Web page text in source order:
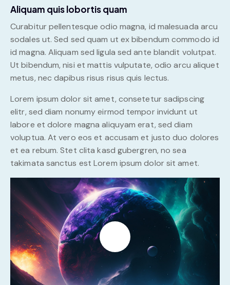
Aliquam quis lobortis quam
Curabitur pellentesque odio magna, id malesuada arcu
sodales ut. Sed sed quam ut ex bibendum commodo id
id magna. Aliquam sed ligula sed ante blandit volutpat.
Ut bibendum, nisi et mattis vulputate, odio arcu aliquet
metus, nec dapibus risus risus quis lectus.
Lorem ipsum dolor sit amet, consetetur sadipscing
elitr, sed diam nonumy eirmod tempor invidunt ut
labore et dolore magna aliquyam erat, sed diam
voluptua. At vero eos et accusam et justo duo dolores
et ea rebum. Stet clita kasd gubergren, no sea
takimata sanctus est Lorem ipsum dolor sit amet.